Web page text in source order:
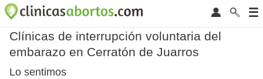
Clínicas de interrupción voluntaria del
embarazo en Cerratón de Juarros
Lo sentimos